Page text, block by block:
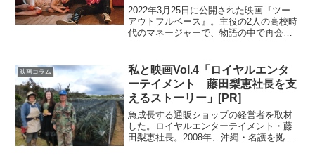
2022年3月25日に公開された映画『ツー
アウトフルベース』。主役の2人の高校時
代のマネージャーで、物語の中で再会す
本役を演じる工藤遥の新境地とも言われ
ているが、実は彼...
映画コラム
私と映画Vol.4「ロイヤルエンタ
ーテイメント 藤田梨恵社長を支
えるストーリー」[PR]
急成長する通販ショップの経営者を取材
した。ロイヤルエンターテイメント・藤
田梨恵社長。2008年、沖縄・名護を拠点